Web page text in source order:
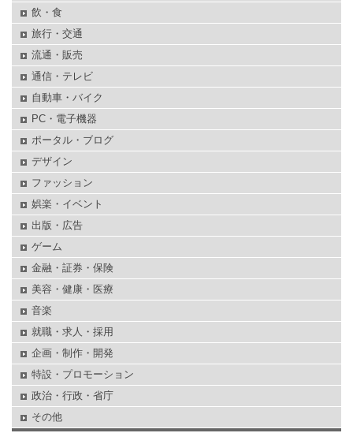
飲・食
旅行・交通
流通・販売
通信・テレビ
自動車・バイク
PC・電子機器
ポータル・ブログ
デザイン
ファッション
娯楽・イベント
出版・広告
ゲーム
金融・証券・保険
美容・健康・医療
音楽
就職・求人・採用
企画・制作・開発
特設・プロモーション
政治・行政・省庁
その他